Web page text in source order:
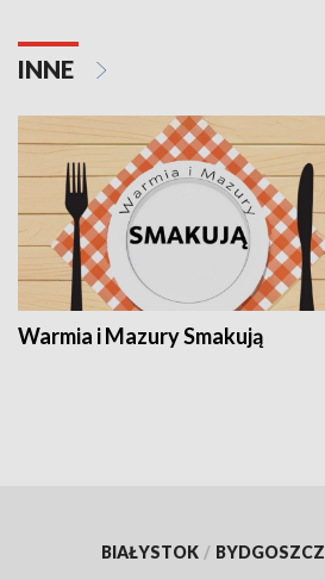
INNE
Warmia i Mazury Smakują
BIAŁYSTOK / BYDGOSZCZ